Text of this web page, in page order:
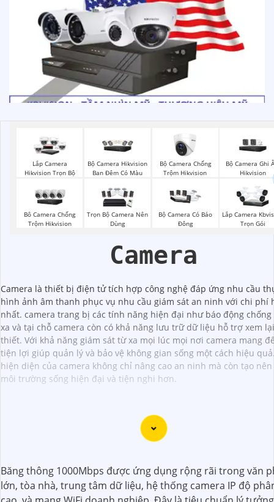
Lắp Camera
Hikvision Trọn Bộ
Bộ Camera Hikvision
Ban Đêm Có Màu
Bộ Camera Chống
Trộm Hikvision
Bộ Camera Ghi
Hikvision
Bô Camera Chống
Trộm Hikvision
Trọn Bộ Camera Nên
Dùng
Bộ Camera Có Báo
Đông
Lắp Camera
Trọn Gói
Camera
Camera là thiết bị điện tử tích hợp công nghệ đáp ứng nhu cầu
hình ảnh âm thanh phục vụ nhu cầu giám sát an ninh với chi phí
nhất. camera trang bị các tính năng hiện đại như báo động
xa và tại chỗ camera còn có khả năng lưu trữ dữ liệu hỗ trợ xem
thiết. Với khả năng giám sát từ xa mọi lúc mọi nơi camera mang
tiện lợi giúp quản lý và bảo vệ không gian sống một cách hiệu
hiện diện của camera không chỉ nâng cao an ninh mà còn tạo
môi trường sống hiện đại và tiện nghi hơn.
Chắc chắn! Dưới đây là một số tư vấn và giới thiệu về
1:**Camera IP Wifi Ezviz C6CN**: - Camera IP PTZ xoay
góc quay rộng. - Độ phân giải Full HD 1080p. - Hỗ trợ kết
Băng thông 1000Mbps được ứng dụng rộng rãi trong văn
lớn, tòa nhà, trung tâm dữ liệu, hệ thống camera IP độ